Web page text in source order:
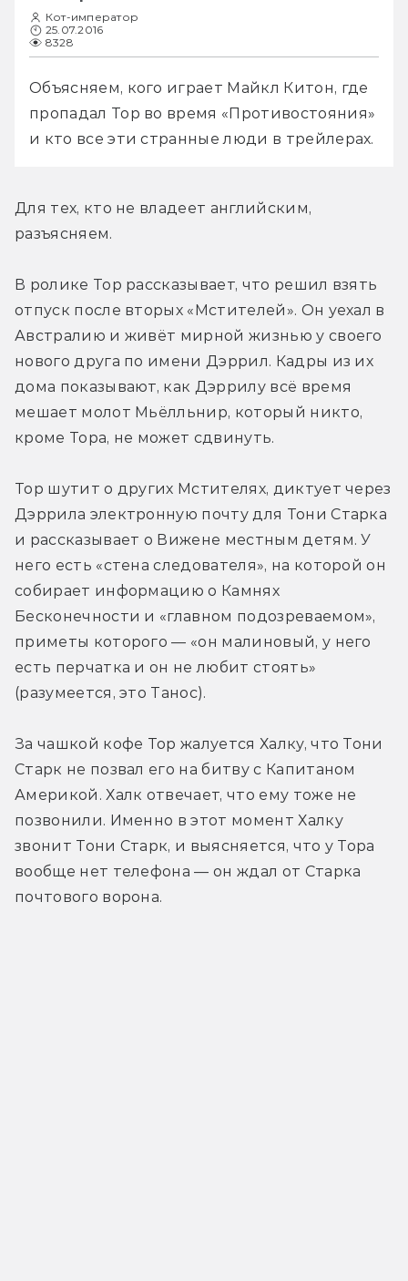
Кот-император
25.07.2016
8328
Объясняем, кого играет Майкл Китон, где
пропадал Тор во время «Противостояния»
и кто все эти странные люди в трейлерах.
Для тех, кто не владеет английским,
разъясняем.
В ролике Тор рассказывает, что решил взять
отпуск после вторых «Мстителей». Он уехал в
Австралию и живёт мирной жизнью у своего
нового друга по имени Дэррил. Кадры из их
дома показывают, как Дэррилу всё время
мешает молот Мьёлльнир, который никто,
кроме Тора, не может сдвинуть.
Тор шутит о других Мстителях, диктует через
Дэррила электронную почту для Тони Старка
и рассказывает о Вижене местным детям. У
него есть «стена следователя», на которой он
собирает информацию о Камнях
Бесконечности и «главном подозреваемом»,
приметы которого — «он малиновый, у него
есть перчатка и он не любит стоять»
(разумеется, это Танос).
За чашкой кофе Тор жалуется Халку, что Тони
Старк не позвал его на битву с Капитаном
Америкой. Халк отвечает, что ему тоже не
позвонили. Именно в этот момент Халку
звонит Тони Старк, и выясняется, что у Тора
вообще нет телефона — он ждал от Старка
почтового ворона.